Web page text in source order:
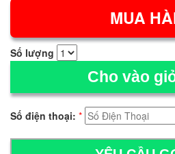
Số lượng
Cho vào
Số điện thoại: *